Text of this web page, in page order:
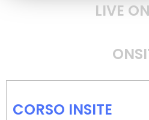
LIVE
CORSO INSITE